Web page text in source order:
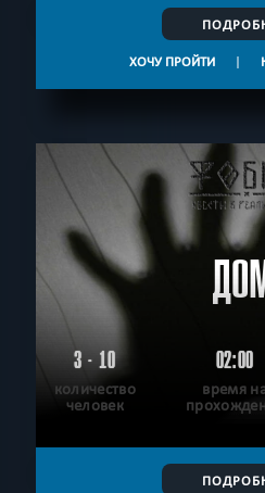
ХОЧУ ПРОЙТИ |
3 - 10
количество
человек
02:00
время